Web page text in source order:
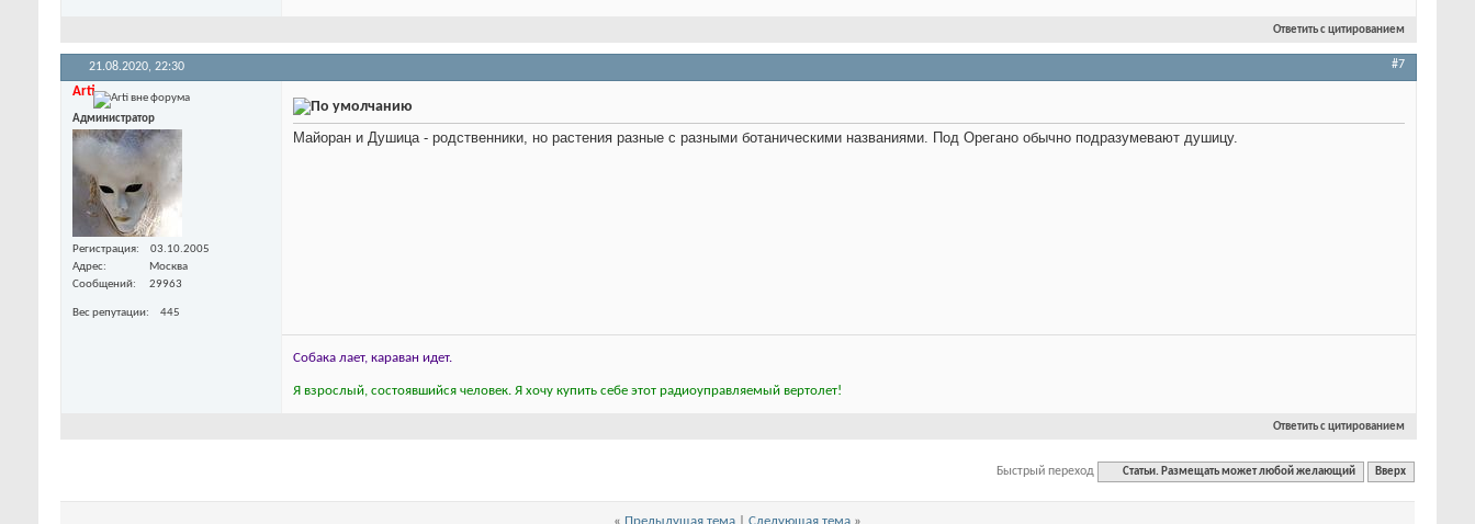
Ответить с цитированием
21.08.2020, 22:30 #7
Arti
Администратор
Регистрация
03.10.2005
Адрес
Москва
Сообщений
29963
Вес репутации 445
Майоран и Душица - родственники, но растения разные с разными ботаническими названиями. Под Орегано обычно подразумевают душицу.
Собака лает, караван идет.
Я взрослый, состоявшийся человек. Я хочу купить себе этот радиоуправляемый вертолет!
Ответить с цитированием
Быстрый переход Статьи. Размещать может любой желающий Вверх